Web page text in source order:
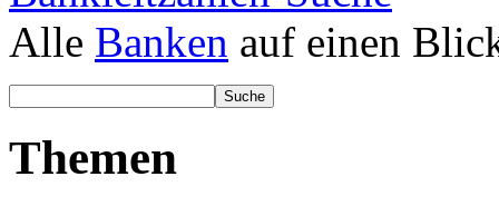
Alle Banken auf einen
Themen